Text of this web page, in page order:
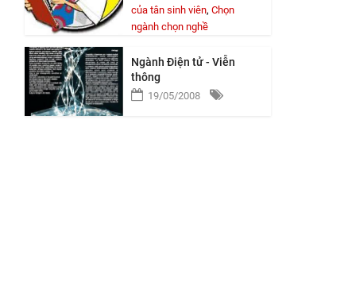
của tân sinh viên, Chọn
ngành chọn nghề
Ngành Điện tử - Viễn
thông
19/05/2008